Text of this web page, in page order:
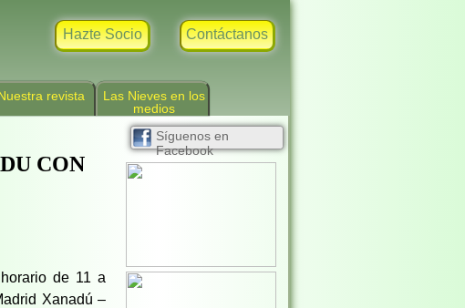
Contáctanos
Hazte Socio
revista
Las Nieves en los
medios
CON
de 11 a
Xanadú –
Síguenos en
Facebook